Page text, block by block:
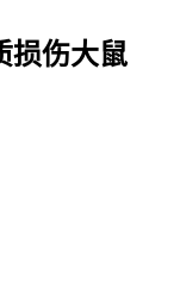
损伤大鼠